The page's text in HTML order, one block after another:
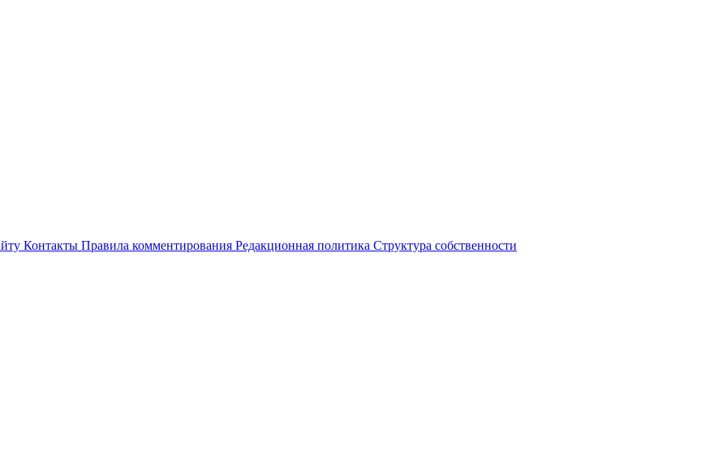
Контакты Правила комментирования Редакционная политика Структура собственности